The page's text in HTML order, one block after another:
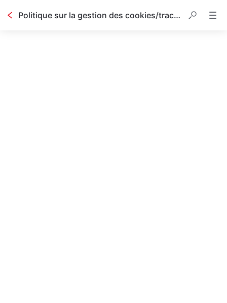
Politique sur la gestion des cookies/trackers